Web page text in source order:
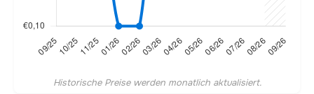
Historische Preise werden monatlich aktualisiert.